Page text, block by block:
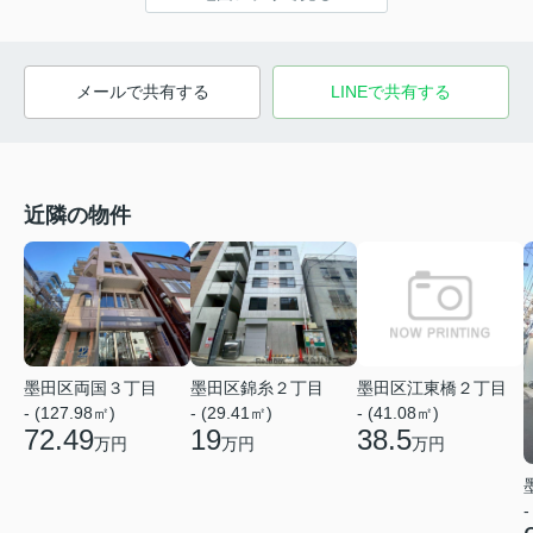
メールで共有する LINEで共有する
近隣の物件
墨田区両国３丁目
- (127.98㎡)
72.49万円
墨田区錦糸２丁目
- (29.41㎡)
19万円
墨田区江東橋２丁目
- (41.08㎡)
38.5万円
-